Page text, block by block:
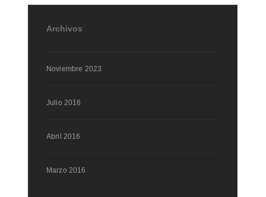
Archivos
Noviembre 2023
Julio 2016
Abril 2016
Marzo 2016